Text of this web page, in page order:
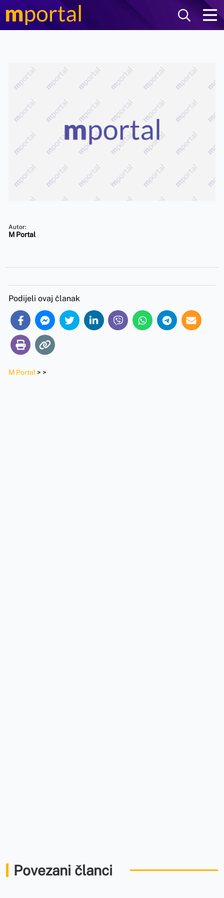
Autor:
M Portal
Podijeli ovaj članak
M Portal > >
Povezani članci